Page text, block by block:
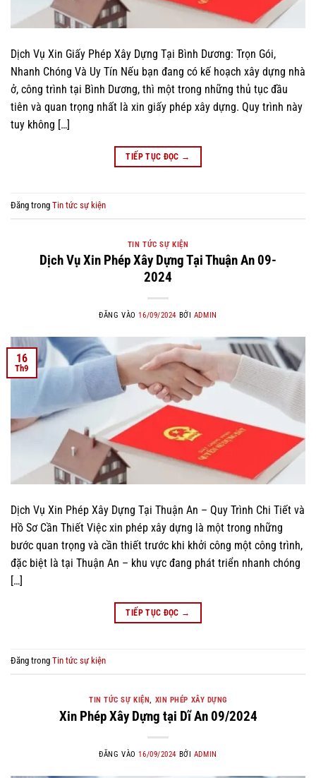
Dịch Vụ Xin Giấy Phép Xây Dựng Tại Bình Dương: Trọn Gói,
Nhanh Chóng Và Uy Tín Nếu bạn đang có kế hoạch xây dựng nhà
ở, công trình tại Bình Dương, thì một trong những thủ tục đầu
tiên và quan trọng nhất là xin giấy phép xây dựng. Quy trình này
tuy không […]
TIẾP TỤC ĐỌC →
Đăng trong Tin tức sự kiện
TIN TỨC SỰ KIỆN
Dịch Vụ Xin Phép Xây Dựng Tại Thuận An 09-
2024
ĐĂNG VÀO16/09/2024 BỞI ADMIN
16
Th9
Dịch Vụ Xin Phép Xây Dựng Tại Thuận An – Quy Trình Chi Tiết và
Hồ Sơ Cần Thiết Việc xin phép xây dựng là một trong những
bước quan trọng và cần thiết trước khi khởi công một công trình,
đặc biệt là tại Thuận An – khu vực đang phát triển nhanh chóng
[…]
TIẾP TỤC ĐỌC →
Đăng trong Tin tức sự kiện
TIN TỨC SỰ KIỆN, XIN PHÉP XÂY DỰNG
Xin Phép Xây Dựng tại Dĩ An 09/2024
ĐĂNG VÀO16/09/2024 BỞI ADMIN